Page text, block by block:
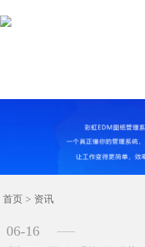
首页 > 资讯
06-16